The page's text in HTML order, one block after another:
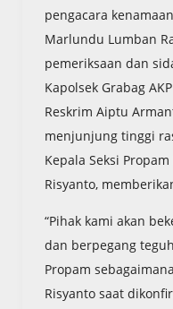
pengacara
Marlundu Lumban
pemeriksaan dan
Kapolsek Grabag
Reskrim Aiptu
menjunjung tinggi
Kepala Seksi
Risyanto,
“Pihak kami akan
dan berpegang
Propam
Risyanto saat